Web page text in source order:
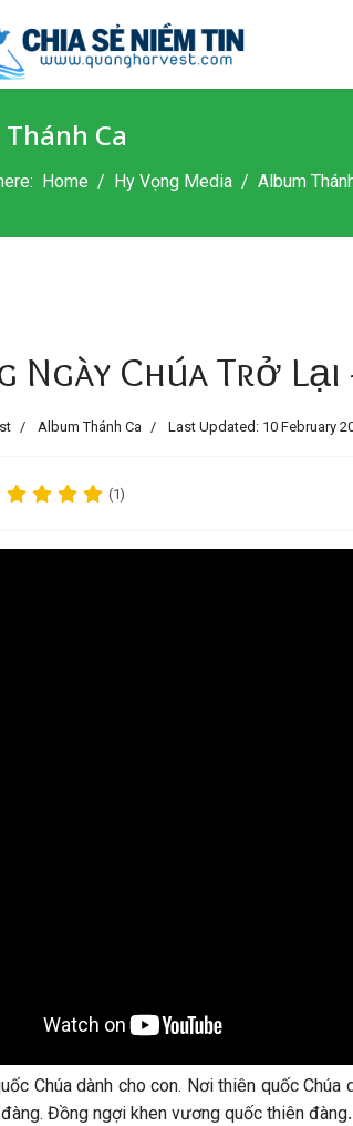
Ca
Home Hy Vọng Media Album
Ngày Chúa Trở Lại
Album Thánh Ca Last Updated: 10 February
(1)
Chúa dành cho con. Nơi thiên quốc
Đồng ngợi khen vương quốc thiên đàng.